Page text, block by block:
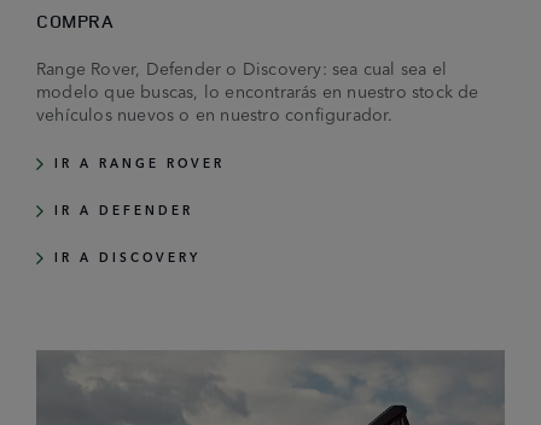
COMPRA
Range Rover, Defender o Discovery: sea cual sea el
modelo que buscas, lo encontrarás en nuestro stock de
vehículos nuevos o en nuestro configurador.
IR A RANGE ROVER
IR A DEFENDER
IR A DISCOVERY